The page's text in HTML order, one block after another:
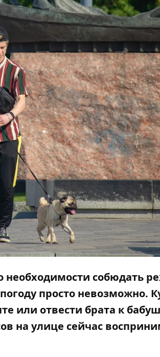
необходимости собюдать
просто невозможно.
или отвести брата к
на улице сейчас